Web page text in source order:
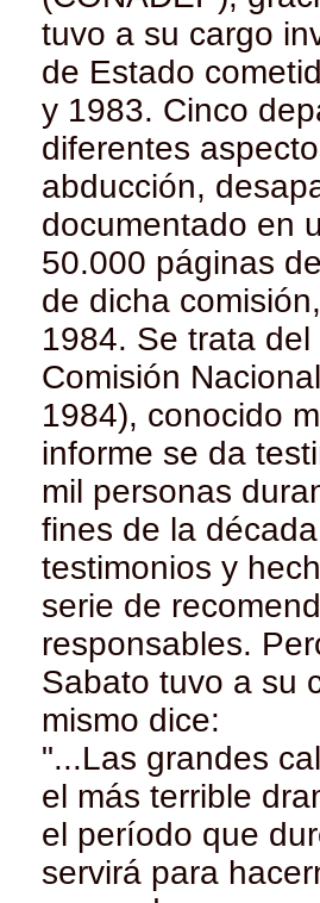
tuvo a su cargo
de Estado
y 1983. Cinco
diferentes
abducción,
documentado en
50.000 páginas
de dicha
1984. Se trata
Comisión
1984), conocido
informe se da
mil personas
fines de la
testimonios y
serie de
responsables.
Sabato tuvo a su
mismo dice:
"...Las grandes
el más terrible
el período que
servirá para